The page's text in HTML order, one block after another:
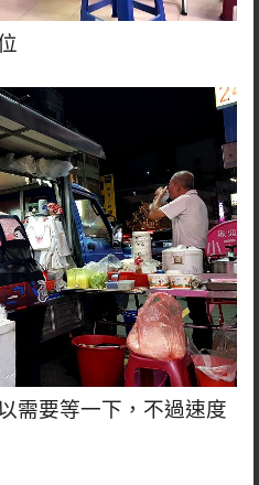
需要等一下，不過速度